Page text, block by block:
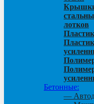
лотков
Бетонные:
—